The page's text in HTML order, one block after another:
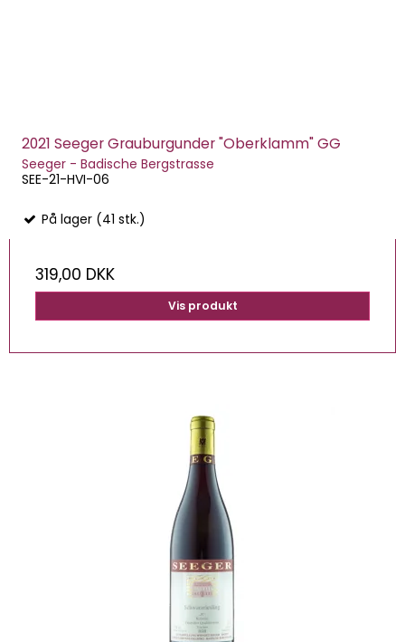
2021 Seeger Grauburgunder "Oberklamm" GG
Seeger - Badische Bergstrasse
SEE-21-HVI-06
På lager (41 stk.)
319,00 DKK
Vis produkt